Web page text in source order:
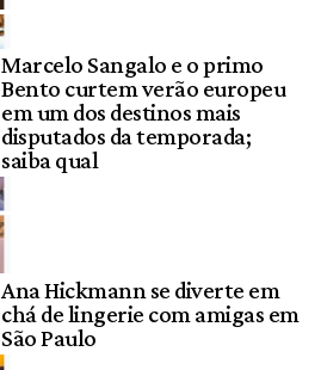
Marcelo Sangalo e o primo
Bento curtem verão europeu
em um dos destinos mais
disputados da temporada;
saiba qual
Ana Hickmann se diverte em
chá de lingerie com amigas em
São Paulo